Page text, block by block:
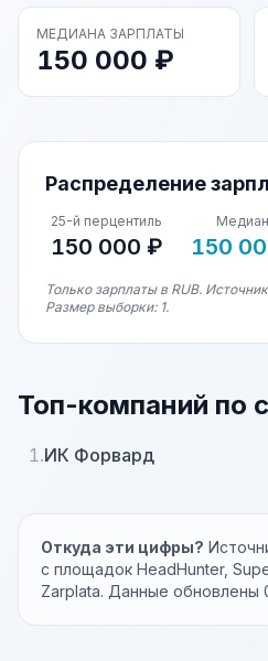
МЕДИАНА ЗАРПЛАТЫ
150 000 ₽
Распределение
25-й перцентиль
150 000 ₽ 150
Только зарплаты в RUB.
Размер выборки: 1.
Топ-компаний по
1.ИК Форвард
Откуда эти цифры?
с площадок HeadHunter,
Zarplata. Данные обновлены